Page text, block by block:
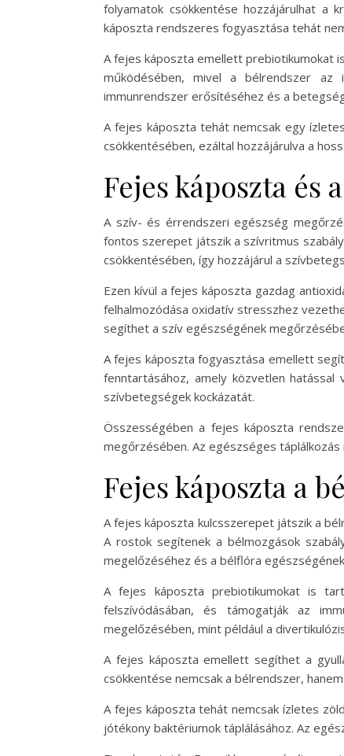
folyamatok csökkentése hozzájárulhat a
káposzta rendszeres fogyasztása tehát
A fejes káposzta emellett prebiotikumokat
működésében, mivel a bélrendszer az
immunrendszer erősítéséhez és a
A fejes káposzta tehát nemcsak egy
csökkentésében, ezáltal hozzájárulva a
Fejes káposzta és
A szív- és érrendszeri egészség
fontos szerepet játszik a szívritmus
csökkentésében, így hozzájárul a
Ezen kívül a fejes káposzta gazdag
felhalmozódása oxidatív stresszhez
segíthet a szív egészségének
A fejes káposzta fogyasztása emellett
fenntartásához, amely közvetlen
szívbetegségek kockázatát.
Összességében a fejes káposzta
megőrzésében. Az egészséges
Fejes káposzta a
A fejes káposzta kulcsszerepet játszik a
A rostok segítenek a bélmozgások
megelőzéséhez és a bélflóra
A fejes káposzta prebiotikumokat is
felszívódásában, és támogatják az
megelőzésében, mint például a
A fejes káposzta emellett segíthet a
csökkentése nemcsak a bélrendszer,
A fejes káposzta tehát nemcsak ízletes
jótékony baktériumok táplálásához. Az